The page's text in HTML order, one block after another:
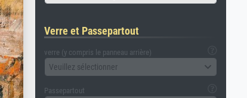
Verre et Passepartout
verre (y compris le panneau arrière)
Veuillez sélectionner
Passepartout